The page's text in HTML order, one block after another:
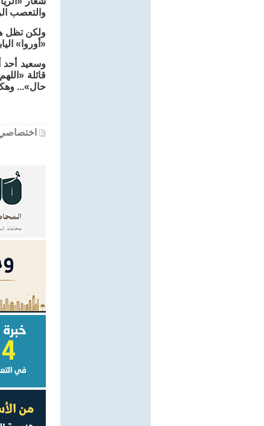
والتعصب
ولكن تظل
«أوروا»
وسعيد أحد
قائلة
حال»...